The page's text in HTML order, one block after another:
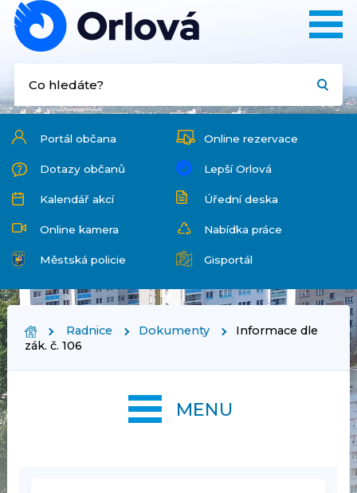
Portál občana Online rezervace
Dotazy občanů Lepší Orlová
Kalendář akcí Úřední deska
Online kamera Nabídka práce
Městská policie Gisportál
Radnice Dokumenty
Informace dle
zák. č. 106
MENU